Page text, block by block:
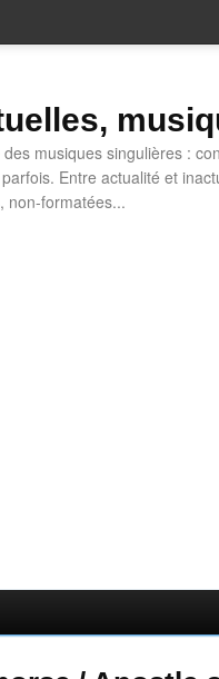
musiques singulières :
Entre actualité et
non-formatées...